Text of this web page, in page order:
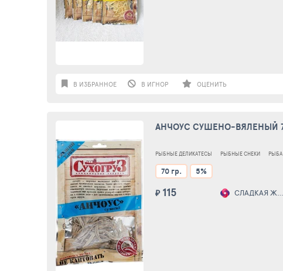
В ИЗБРАННОЕ В ИГНОР ОЦЕНИТЬ
АНЧОУС СУШЕНО-ВЯЛЕНЫЙ
РЫБНЫЕ ДЕЛИКАТЕСЫ РЫБНЫЕ СНЕКИ
70 гр. 5%
₽ 115 СЛАДКАЯ ЖИЗНЬ